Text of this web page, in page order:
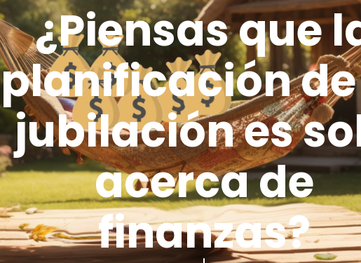
¿Piensas que
planificación
jubilación es
acerca de
finanzas?